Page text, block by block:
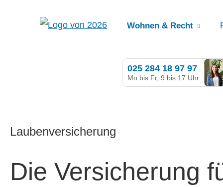
Wohnen & Recht
025 284 18 97 97
Mo bis Fr, 9 bis 17 Uhr
Laubenversicherung
Die Versicherung